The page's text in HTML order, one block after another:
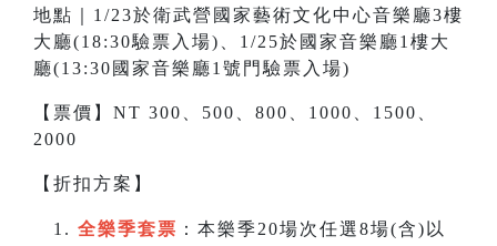
地點｜1/23於衛武營國家藝術文化中心音樂廳3樓
大廳(18:30驗票入場)、1/25於國家音樂廳1樓大
廳(13:30國家音樂廳1號門驗票入場)
【票價】NT 300、500、800、1000、1500、
2000
【折扣方案】
全樂季套票 ：本樂季20場次任選8場(含)以